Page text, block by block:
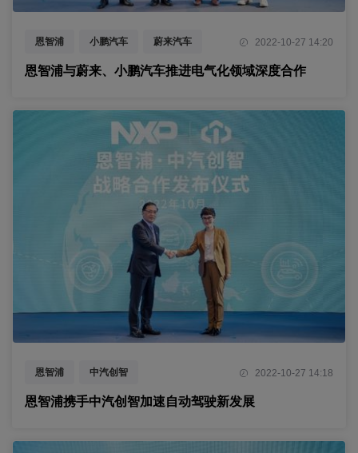
恩智浦 小鹏汽车 蔚来汽车 2022-10-27 14:20
恩智浦与蔚来、小鹏汽车推进电气化领域深度合作
恩智浦 中汽创智 2022-10-27 14:18
恩智浦携手中汽创智加速自动驾驶新发展